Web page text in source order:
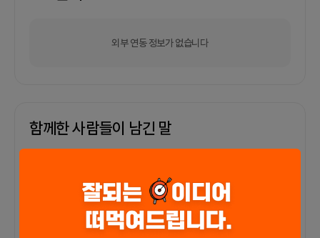
외부 연동 정보가 없습니다
함께한 사람들이 남긴 말
아직 후기가 도착하지 않았습니다